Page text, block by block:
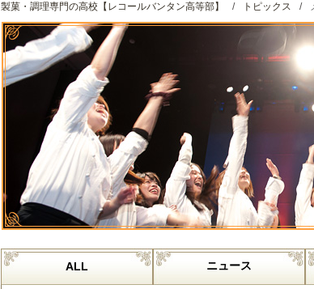
製菓・調理専門の高校【レコールバンタン高等部】 / トピックス /
ALL ニュース